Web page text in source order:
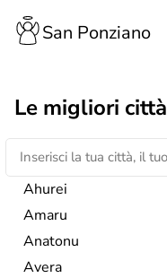
San Ponziano
Le migliori città
Ahurei
Amaru
Anatonu
Avera